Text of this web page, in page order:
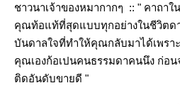
ชาวนาเจ้าของหมากากๆ :: " คาถ
คุณท้อแท้ที่สุดแบบทุกอย่างในชีวิตด
บันดาลใจที่ทำให้คุณกลับมาได้เพรา
คุณเองก้อเปนคนธรรมดาคนนึง ก่อน
ติดอันดับขายดี "